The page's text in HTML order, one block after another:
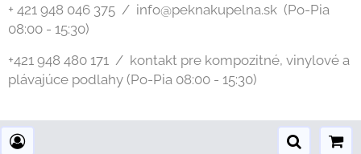
+ 421 948 046 375 / info@peknakupelna.sk (Po-Pia
08:00 - 15:30)
+421 948 480 171 / kontakt pre kompozitné, vinylové a
plávajúce podlahy (Po-Pia 08:00 - 15:30)